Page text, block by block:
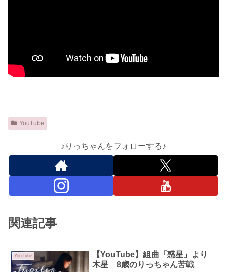
YouTube
♪りっちゃんをフォローする♪
関連記事
YouTube
【YouTube】組曲「惑星」より
木星 8歳のりっちゃん苦戦